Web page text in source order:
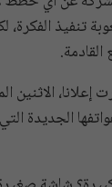
تنفيذ الفكرة،
الاثنين
الجديدة